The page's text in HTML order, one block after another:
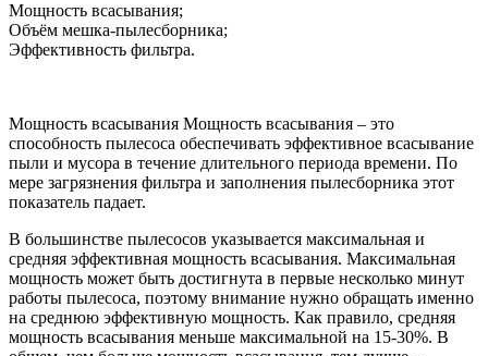
Мощность всасывания;
Объём мешка-пылесборника;
Эффективность фильтра.
Мощность всасывания Мощность всасывания – это
способность пылесоса обеспечивать эффективное всасывание
пыли и мусора в течение длительного периода времени. По
мере загрязнения фильтра и заполнения пылесборника этот
показатель падает.
В большинстве пылесосов указывается максимальная и
средняя эффективная мощность всасывания. Максимальная
мощность может быть достигнута в первые несколько минут
работы пылесоса, поэтому внимание нужно обращать именно
на среднюю эффективную мощность. Как правило, средняя
мощность всасывания меньше максимальной на 15-30%. В